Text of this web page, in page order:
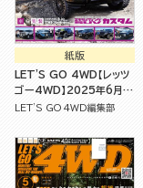
紙版
LET'S GO 4WD【レッツ
ゴー4WD】2025年6月号
[雑誌]
LET'S GO 4WD編集部